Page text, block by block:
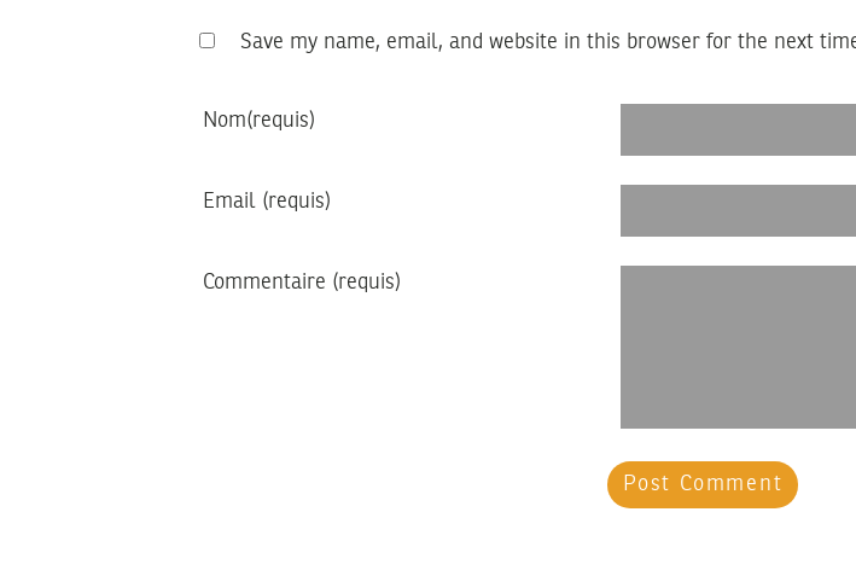
Save my name, email, and website in this browser for the next
Nom(requis)
Email (requis)
Commentaire (requis)